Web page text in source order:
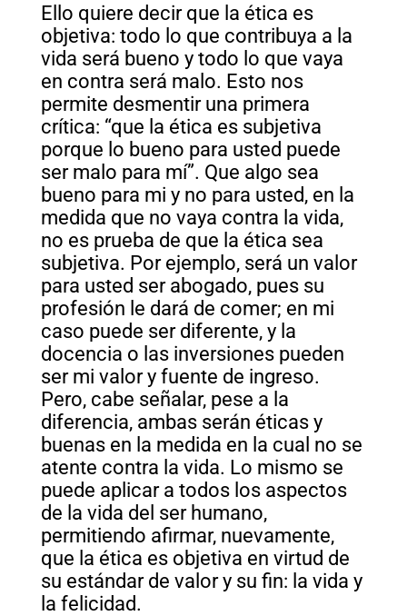
Ello quiere decir que la ética es
objetiva: todo lo que contribuya a la
vida será bueno y todo lo que vaya
en contra será malo. Esto nos
permite desmentir una primera
crítica: “que la ética es subjetiva
porque lo bueno para usted puede
ser malo para mí”. Que algo sea
bueno para mi y no para usted, en la
medida que no vaya contra la vida,
no es prueba de que la ética sea
subjetiva. Por ejemplo, será un valor
para usted ser abogado, pues su
profesión le dará de comer; en mi
caso puede ser diferente, y la
docencia o las inversiones pueden
ser mi valor y fuente de ingreso.
Pero, cabe señalar, pese a la
diferencia, ambas serán éticas y
buenas en la medida en la cual no se
atente contra la vida. Lo mismo se
puede aplicar a todos los aspectos
de la vida del ser humano,
permitiendo afirmar, nuevamente,
que la ética es objetiva en virtud de
su estándar de valor y su fin: la vida y
la felicidad.